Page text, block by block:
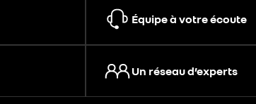
Équipe à votre écoute
Un réseau d’experts